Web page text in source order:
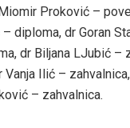
Proković –
diploma, dr Goran
dr Biljana LJubić –
Ilić –
– zahvalnica.